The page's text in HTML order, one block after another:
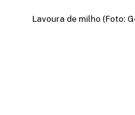
Lavoura de milho (Foto: